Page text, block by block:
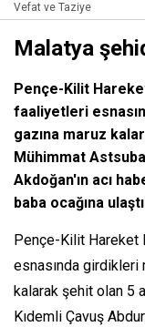
Vefat ve Taziye
Malatya
Pençe-Kilit
faaliyetleri
gazına maruz
Mühimmat
Akdoğan'ın acı
baba ocağına
Pençe-Kilit Hareket
esnasında girdikleri
kalarak şehit olan 5
Kıdemli Çavuş